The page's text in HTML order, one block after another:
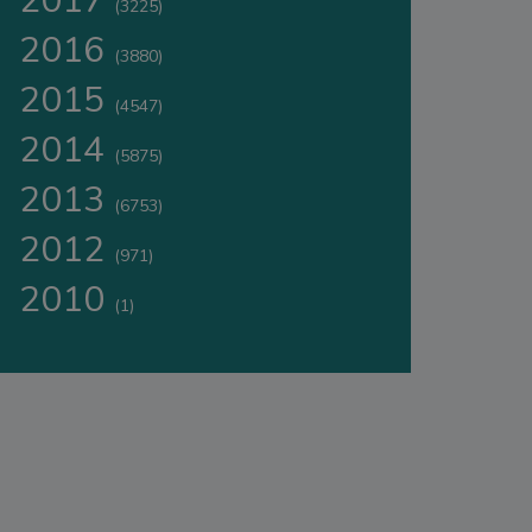
(3225)
2016 (3880)
2015 (4547)
2014 (5875)
2013 (6753)
2012 (971)
2010 (1)